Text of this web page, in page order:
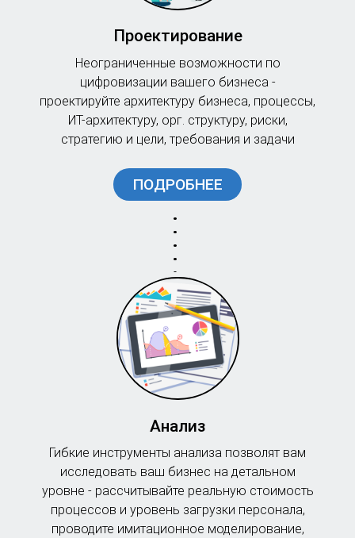
Проектирование
Неограниченные возможности по
цифровизации вашего бизнеса -
проектируйте архитектуру бизнеса, процессы,
ИТ-архитектуру, орг. структуру, риски,
стратегию и цели, требования и задачи
ПОДРОБНЕЕ
Анализ
Гибкие инструменты анализа позволят вам
исследовать ваш бизнес на детальном
уровне - рассчитывайте реальную стоимость
процессов и уровень загрузки персонала,
проводите имитационное моделирование,